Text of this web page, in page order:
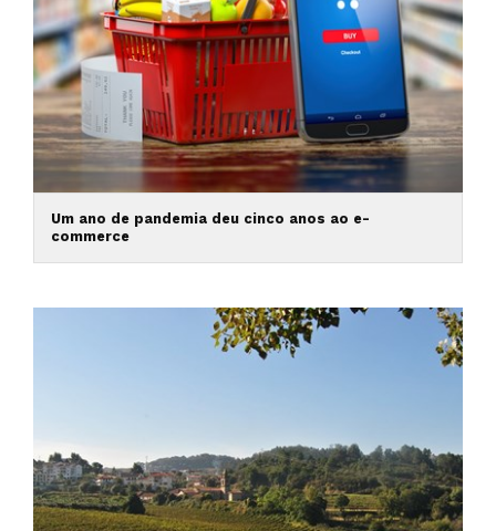
Um ano de pandemia deu cinco anos ao e-
commerce